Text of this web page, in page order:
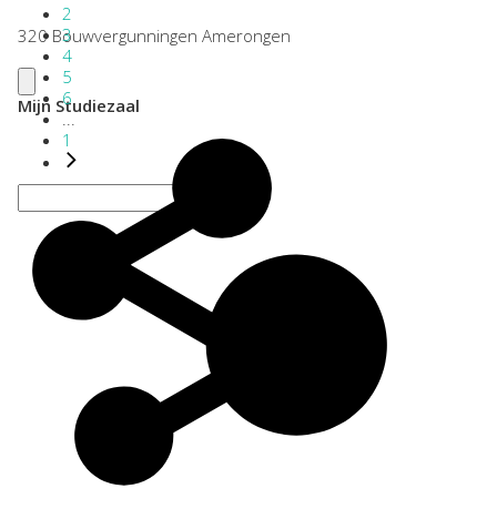
2
3
4
5
6
...
1
320 Bouwvergunningen Amerongen
Mijn Studiezaal